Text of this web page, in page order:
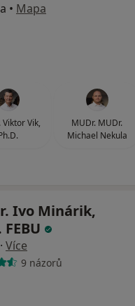
• Mapa
Viktor Vik,
MUDr. MUDr.
Michael Nekula
Ivo Minárik,
FEBU
· Více
9 názorů